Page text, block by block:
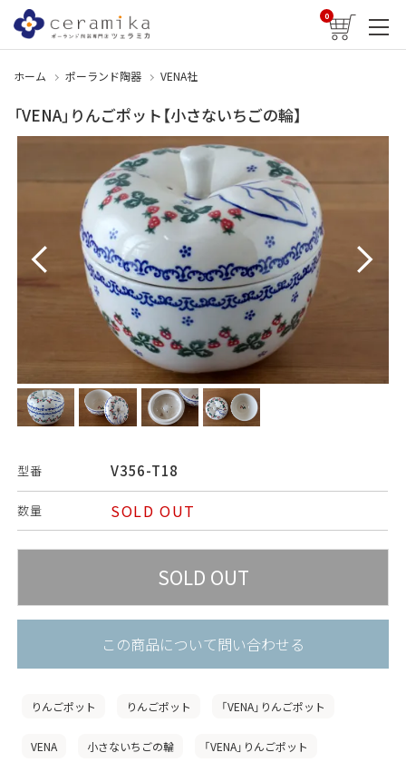
0
ホーム ポーランド陶器 VENA社
「VENA」りんごポット【小さないちごの輪】
型番 V356-T18
数量 SOLD OUT
この商品について問い合わせる
りんごポット りんごポット 「VENA」りんごポット
VENA 小さないちごの輪 「VENA」りんごポット